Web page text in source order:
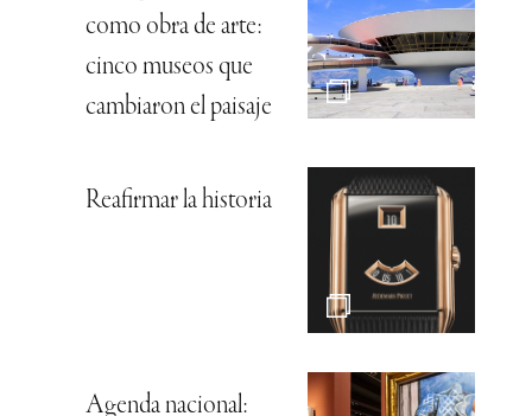
como obra de arte:
cinco museos que
cambiaron el paisaje
Reafirmar la historia
Agenda nacional: